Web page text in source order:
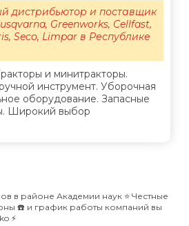
и минитракторы.
инструмент. Уборочная
оборудование. Запасные
Широкий выбор
дистрибьютор и поставщик
Greenworks, Cellfast,
Seco, Limpar в Республике
в районе Академии наук ⭐️ Честные
☎️ и график работы компаний вы
⚡️